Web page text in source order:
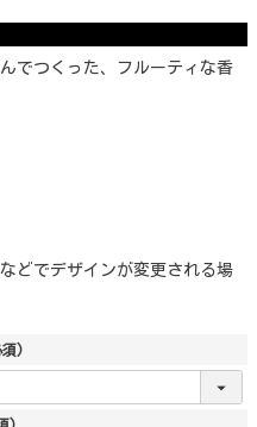
でつくった、フルーティな香
どでデザインが変更される場
)